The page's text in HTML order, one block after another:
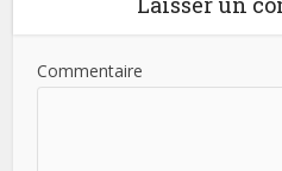
Commentaire